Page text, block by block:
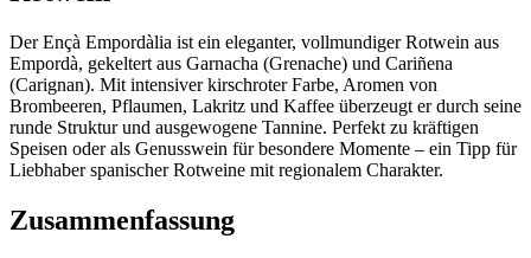
Der Ençà Empordàlia ist ein eleganter, vollmundiger Rotwein aus
Empordà, gekeltert aus Garnacha (Grenache) und Cariñena
(Carignan). Mit intensiver kirschroter Farbe, Aromen von
Brombeeren, Pflaumen, Lakritz und Kaffee überzeugt er durch seine
runde Struktur und ausgewogene Tannine. Perfekt zu kräftigen
Speisen oder als Genusswein für besondere Momente – ein Tipp für
Liebhaber spanischer Rotweine mit regionalem Charakter.
Zusammenfassung